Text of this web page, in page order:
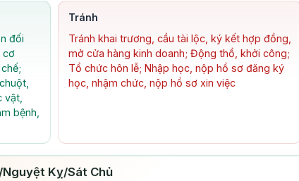
đối
cơ
vật,
bệnh,
Tránh
Tránh khai trương, cầu tài lộc, ký kết hợp đồng,
mở cửa hàng kinh doanh; Động thổ, khởi công;
Tổ chức hôn lễ; Nhập học, nộp hồ sơ đăng ký
học, nhậm chức, nộp hồ sơ xin việc
Kỵ/Sát Chủ